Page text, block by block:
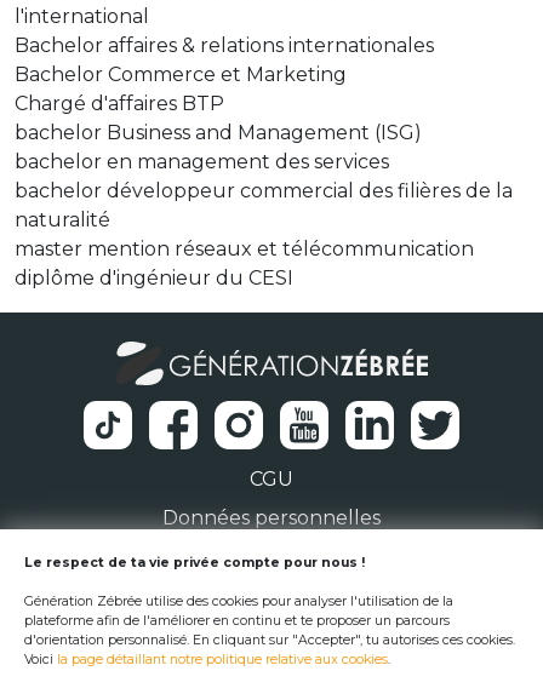
l'international
Bachelor affaires & relations internationales
Bachelor Commerce et Marketing
Chargé d'affaires BTP
bachelor Business and Management (ISG)
bachelor en management des services
bachelor développeur commercial des filières de la
naturalité
master mention réseaux et télécommunication
diplôme d'ingénieur du CESI
CGU
Données personnelles
1 Rue de la Noë 44300 Nantes
team@generationzebree.fr
Le respect de ta vie privée compte pour nous !
Génération Zébrée utilise des cookies pour analyser l'utilisation de la
plateforme afin de l'améliorer en continu et te proposer un parcours
d'orientation personnalisé. En cliquant sur "Accepter", tu autorises ces cookies.
Voici la page détaillant notre politique relative aux cookies.